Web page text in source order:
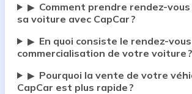
▶ Comment prendre rendez-
sa voiture avec CapCar ?
▶ En quoi consiste le rendez-
commercialisation de votre voiture ?
▶ Pourquoi la vente de votre
CapCar est plus rapide ?